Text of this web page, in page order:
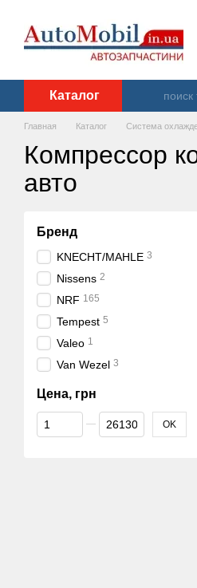
Каталог
Главная Каталог Система
Компрессор
авто
Бренд
KNECHT/MAHLE 3
Nissens 2
NRF 165
Tempest 5
Valeo 1
Van Wezel 3
Цена, грн
От Цена, грн
До Цена, грн OK